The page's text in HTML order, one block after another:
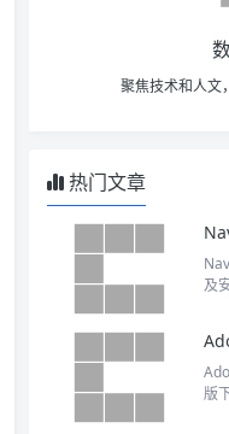
聚焦技术和人文
热门文章
及
版